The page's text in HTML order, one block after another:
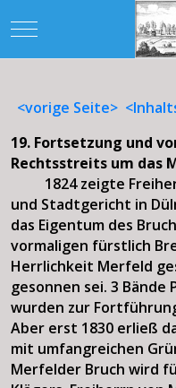
Mobile Menu Toggle
<vorige Seite>
19. Fortsetzung und
Rechtsstreits um das
1824 zeigte
und Stadtgericht in
das Eigentum des
vormaligen fürstlich
Herrlichkeit Merfeld
gesonnen sei. 3
wurden zur
Aber erst 1830 erließ
mit umfangreichen
Merfelder Bruch wird